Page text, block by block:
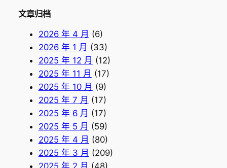
文章归档
2026 年 4 月 (6)
2026 年 1 月 (33)
2025 年 12 月 (12)
2025 年 11 月 (17)
2025 年 10 月 (9)
2025 年 7 月 (17)
2025 年 6 月 (17)
2025 年 5 月 (59)
2025 年 4 月 (80)
2025 年 3 月 (209)
2025 年 2 月 (48)